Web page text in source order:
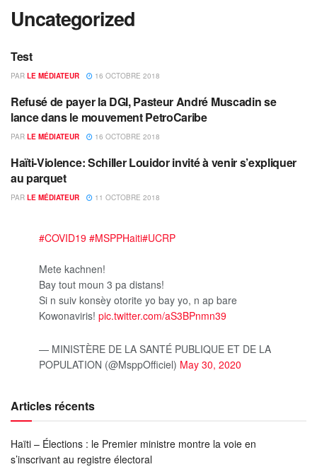
Uncategorized
UNCATEGORIZED
Test
PAR LE MÉDIATEUR 16 OCTOBRE 2018
UNCATEGORIZED
Refusé de payer la DGI, Pasteur André Muscadin se
lance dans le mouvement PetroCaribe
PAR LE MÉDIATEUR 16 OCTOBRE 2018
UNCATEGORIZED
Haïti-Violence: Schiller Louidor invité à venir s’expliquer
au parquet
PAR LE MÉDIATEUR 11 OCTOBRE 2018
#COVID19 #MSPPHaiti#UCRP
Mete kachnen!
Bay tout moun 3 pa distans!
Si n suiv konsèy otorite yo bay yo, n ap bare
Kowonaviris! pic.twitter.com/aS3BPnmn39
— MINISTÈRE DE LA SANTÉ PUBLIQUE ET DE LA
POPULATION (@MsppOfficiel) May 30, 2020
Articles récents
Haïti – Élections : le Premier ministre montre la voie en
s’inscrivant au registre électoral